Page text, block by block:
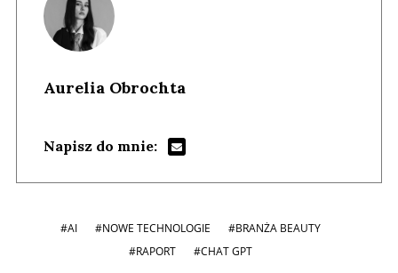
Aurelia Obrochta
Napisz do mnie:
#AI #NOWE TECHNOLOGIE
#BRANŻA BEAUTY
#RAPORT
#CHAT GPT